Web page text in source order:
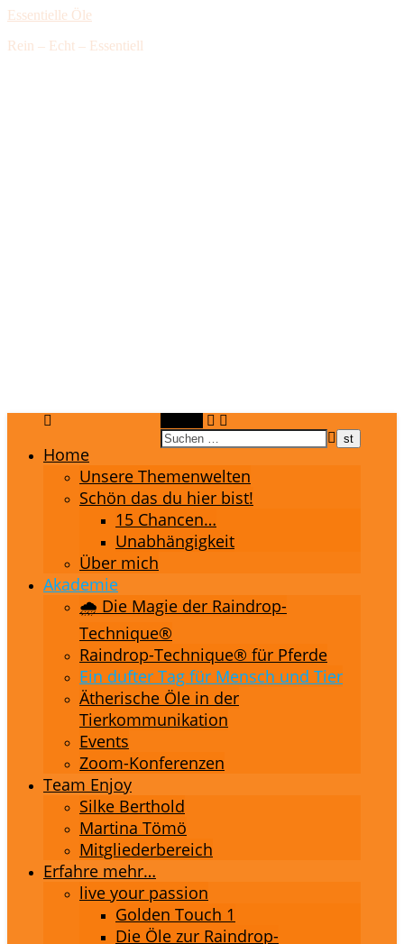
Essentielle Öle
Rein – Echt – Essentiell
Home
Unsere Themenwelten
Schön das du hier bist!
15 Chancen…
Unabhängigkeit
Über mich
Akademie
🌧️ Die Magie der Raindrop-
Technique®
Raindrop-Technique® für Pferde
Ein dufter Tag für Mensch und Tier
Ätherische Öle in der
Tierkommunikation
Events
Zoom-Konferenzen
Team Enjoy
Silke Berthold
Martina Tömö
Mitgliederbereich
Erfahre mehr…
live your passion
Golden Touch 1
Die Öle zur Raindrop-